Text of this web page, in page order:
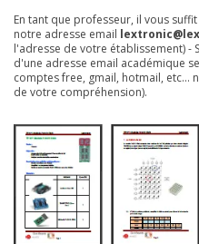
En tant que professeur, il vous
notre adresse email
l'adresse de votre établissement) -
d'une adresse email académique
comptes free, gmail, hotmail, etc...
de votre compréhension).